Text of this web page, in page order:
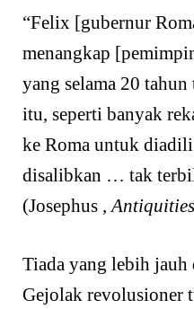
“Felix [gubernur
menangkap
yang selama 20
itu, seperti banyak
ke Roma untuk
disalibkan … tak
(Josephus , Antiquities
Tiada yang lebih
Gejolak revolusioner